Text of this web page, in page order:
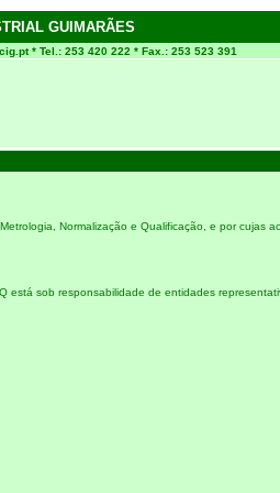
GUIMARÃES
* Tel.: 253 420 222 * Fax.: 253 523 391
Normalização e Qualificação, e por cujas
está sob responsabilidade de entidades